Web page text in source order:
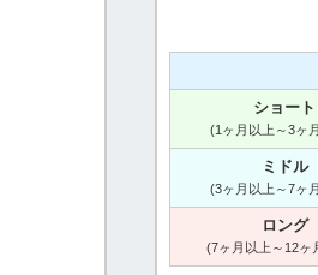
ショート
(1ヶ月以上～3ヶ
ミドル
(3ヶ月以上～7ヶ
ロング
(7ヶ月以上～12ヶ